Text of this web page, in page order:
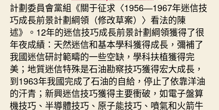
計劃委員會黨組《關于征求〈1956—1967年迷信技
巧成長前景計劃綱領（修改草案）〉看法的陳
述》。12年的迷信技巧成長前景計劃綱領獲得了很
年夜成績：天然迷信和基本學科獲得成長，彌補了
我國迷信研討範疇的一些空缺，學科扶植獲得完
美；地質迷信特殊是石油勘察技巧獲得宏大成長，
到1963年我國完成了石油的自給，停止了依靠洋油
的汗青；新興迷信技巧獲得主要衝破，如電子盤算
機技巧、半導體技巧、原子能技巧、噴氣和火箭牛